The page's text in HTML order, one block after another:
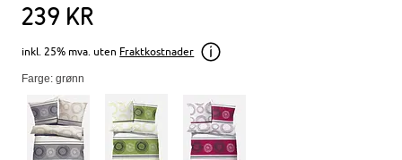
239 kr
inkl. 25% mva. uten Fraktkostnader
Farge: grønn